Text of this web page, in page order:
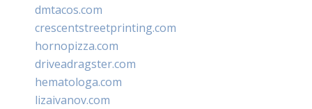
dmtacos.com
crescentstreetprinting.com
hornopizza.com
driveadragster.com
hematologa.com
lizaivanov.com